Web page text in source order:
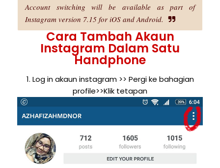
Account switching will be available as part of
Instagram version 7.15 for iOS and Android.
Cara Tambah Akaun
Instagram Dalam Satu
Handphone
1. Log in akaun instagram >> Pergi ke bahagian
profile>>Klik tetapan